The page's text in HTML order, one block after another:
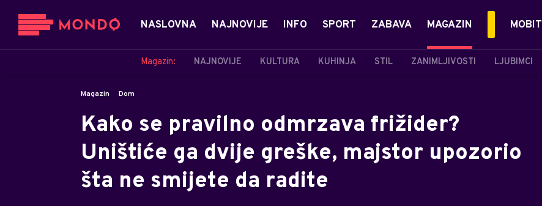
NASLOVNA NAJNOVIJE INFO SPORT ZABAVA MAGAZIN
Magazin: NAJNOVIJE KULTURA KUHINJA STIL ZANIMLJIVOSTI LJUBIMCI
MOBIT
Magazin Dom
Kako se pravilno odmrzava frižider?
Uništiće ga dvije greške, majstor upozorio
šta ne smijete da radite